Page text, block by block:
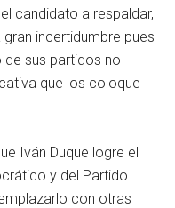
candidato a respaldar,
incertidumbre pues
sus partidos no
que los coloque
Iván Duque logre el
y del Partido
con otras